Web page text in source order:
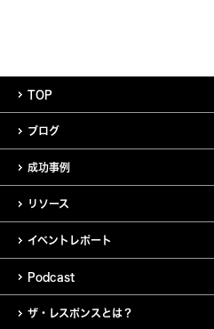
TOP
ブログ
成功事例
リソース
イベントレポート
Podcast
ザ・レスポンスとは？